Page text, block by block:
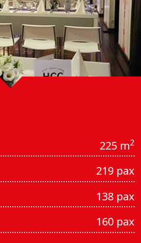
225 m2
219 pax
138 pax
160 pax